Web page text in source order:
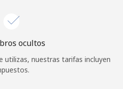
¿Olvidaste tu contraseña? →
ocultos
utilizas, nuestras tarifas incluyen